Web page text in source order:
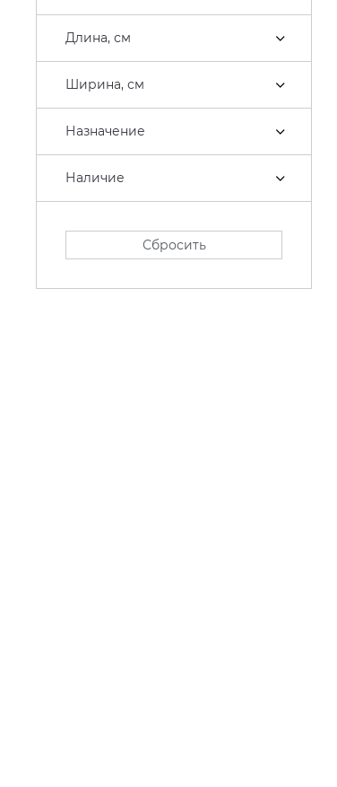
Caiman
Caprigo
Carisa
Cielo
Cisal
Длина, см
Ширина, см
Назначение
Наличие
Сбросить